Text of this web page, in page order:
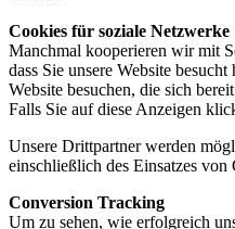
Cookies für soziale Netzwerke
Manchmal kooperieren wir mit
dass Sie unsere Website
Website besuchen, die sich
Falls Sie auf diese Anzeigen
Unsere Drittpartner werden
einschließlich des Einsatzes
Conversion Tracking
Um zu sehen, wie erfolgreich